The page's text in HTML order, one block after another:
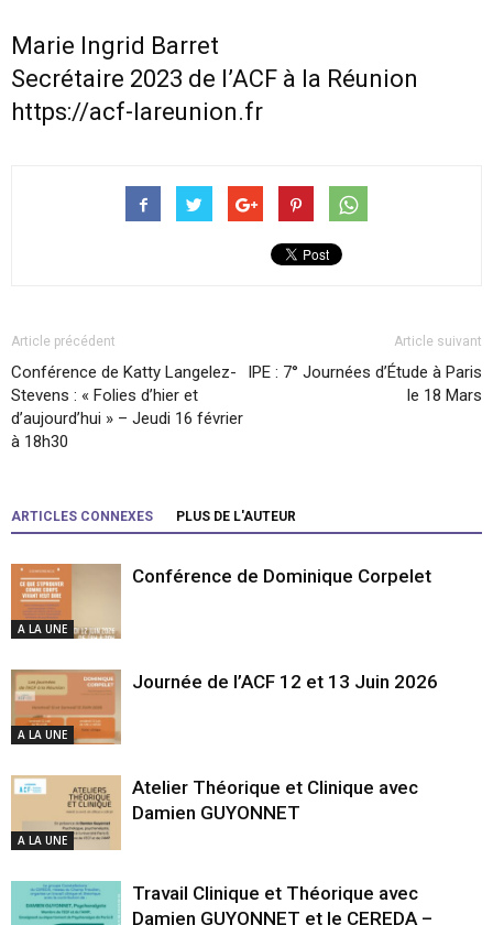
Marie Ingrid Barret
Secrétaire 2023 de l’ACF à la Réunion
https://acf-lareunion.fr
Article précédent
Conférence de Katty Langelez-
Stevens : « Folies d’hier et
d’aujourd’hui » – Jeudi 16 février
à 18h30
Article suivant
IPE : 7° Journées d’Étude à Paris
le 18 Mars
ARTICLES CONNEXES PLUS DE L'AUTEUR
A LA UNE
Conférence de Dominique Corpelet
A LA UNE
Journée de l’ACF 12 et 13 Juin 2026
A LA UNE
Atelier Théorique et Clinique avec
Damien GUYONNET
Travail Clinique et Théorique avec
Damien GUYONNET et le CEREDA –